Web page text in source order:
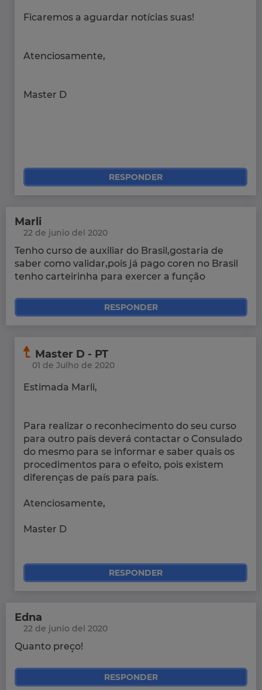
Ficaremos a aguardar notícias suas!
Atenciosamente,
Master D
RESPONDER
Marli
22 de junio del 2020
Tenho curso de auxiliar do Brasil,gostaria de
saber como validar,pois já pago coren no Brasil
tenho carteirinha para exercer a função
RESPONDER
Master D - PT
01 de Julho de 2020
Estimada Marli,
Para realizar o reconhecimento do seu curso
para outro país deverá contactar o Consulado
do mesmo para se informar e saber quais os
procedimentos para o efeito, pois existem
diferenças de país para país.
Atenciosamente,
Master D
RESPONDER
Edna
22 de junio del 2020
Quanto preço!
RESPONDER